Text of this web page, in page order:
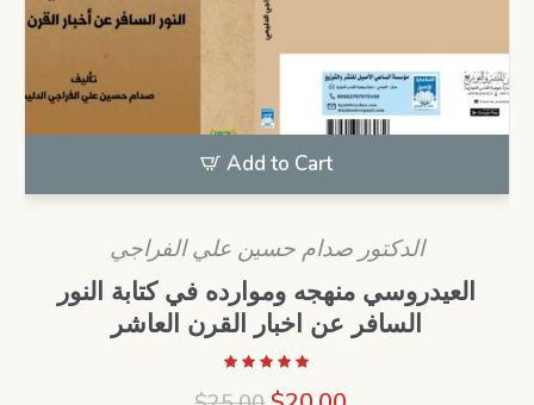
Add to Cart
الدكتور صدام حسين علي الفراجي
العيدروسي منهجه وموارده في كتابة النور
السافر عن اخبار القرن العاشر